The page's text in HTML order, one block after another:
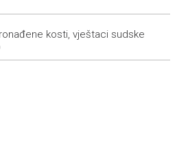
Vojne policije HVO-a odali
kosti, vještaci sudske